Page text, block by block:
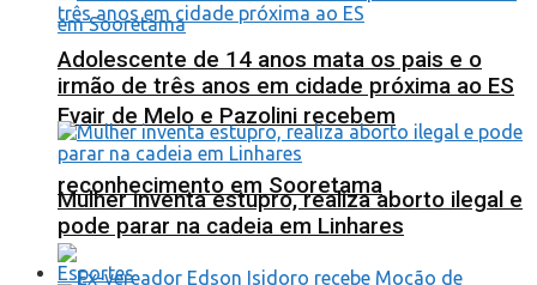
Evair de Melo e Pazolini recebem
reconhecimento em Sooretama
Adolescente de 14 anos mata os pais e o
irmão de três anos em cidade próxima ao ES
Mulher inventa estupro, realiza aborto ilegal e
pode parar na cadeia em Linhares
Esportes